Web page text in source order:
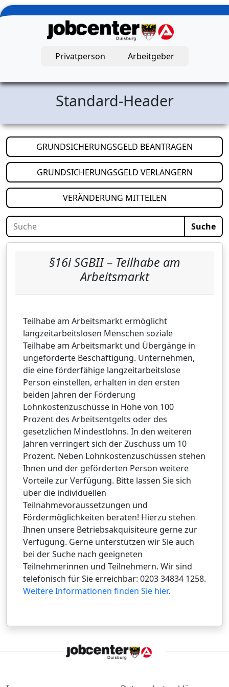
Zum Hauptinhalt springen
Jobcenter Duisburg – Startseite
Privatperson Arbeitgeber
Standard-Header
GRUNDSICHERUNGSGELD BEANTRAGEN
GRUNDSICHERUNGSGELD VERLÄNGERN(öffnet in
VERÄNDERUNG MITTEILEN(öffnet in
Suche Suche
§16i SGBII – Teilhabe am
Arbeitsmarkt
Teilhabe am Arbeitsmarkt ermöglicht
langzeitarbeitslosen Menschen soziale
Teilhabe am Arbeitsmarkt und Übergänge in
ungeförderte Beschäftigung. Unternehmen,
die eine förderfähige langzeitarbeitslose
Person einstellen, erhalten in den ersten
beiden Jahren der Förderung
Lohnkostenzuschüsse in Höhe von 100
Prozent des Arbeitsentgelts oder des
gesetzlichen Mindestlohns. In den weiteren
Jahren verringert sich der Zuschuss um 10
Prozent. Neben Lohnkostenzuschüssen stehen
Ihnen und der geförderten Person weitere
Vorteile zur Verfügung. Bitte lassen Sie sich
über die individuellen
Teilnahmevoraussetzungen und
Fördermöglichkeiten beraten! Hierzu stehen
Ihnen unsere Betriebsakquisiteure gerne zur
Verfügung. Gerne unterstützen wir Sie auch
bei der Suche nach geeigneten
Teilnehmerinnen und Teilnehmern. Wir sind
telefonisch für Sie erreichbar: 0203 34834 1258.
Weitere Informationen finden Sie hier.